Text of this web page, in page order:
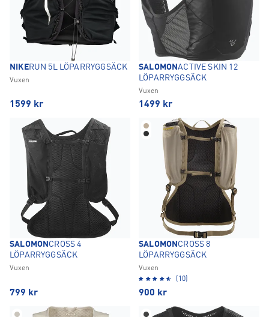
NIKERUN 5L LÖPARRYGGSÄCK
Vuxen
1599 kr
SALOMONACTIVE SKIN 12
LÖPARRYGGSÄCK
Vuxen
1499 kr
SALOMON CROSS 4
LÖPARRYGGSÄCK
Vuxen
799 kr
SALOMON CROSS 8
LÖPARRYGGSÄCK
Vuxen
(10)
900 kr